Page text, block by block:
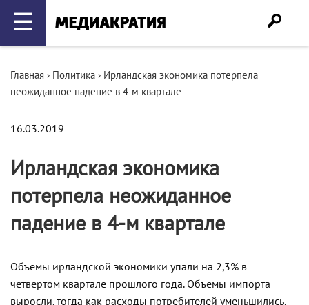
☰
Главная › Политика › Ирландская экономика потерпела
неожиданное падение в 4-м квартале
16.03.2019
Ирландская экономика
потерпела неожиданное
падение в 4-м квартале
Объемы ирландской экономики упали на 2,3% в
четвертом квартале прошлого года. Объемы импорта
выросли, тогда как расходы потребителей уменьшились.